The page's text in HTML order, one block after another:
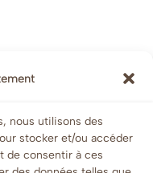
nous utilisons des
stocker et/ou accéder
de consentir à ces